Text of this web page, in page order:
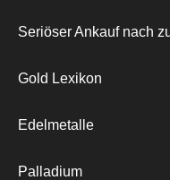
Seriöser Ankauf nach
Gold Lexikon
Edelmetalle
Palladium